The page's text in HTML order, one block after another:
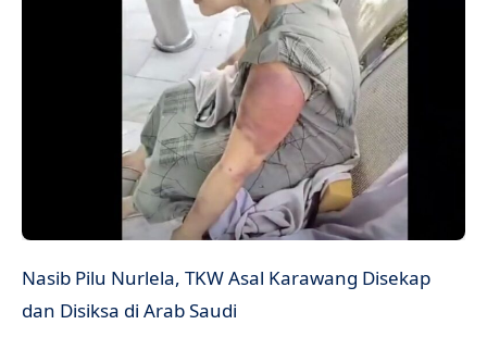
Nasib Pilu Nurlela, TKW Asal Karawang Disekap
dan Disiksa di Arab Saudi